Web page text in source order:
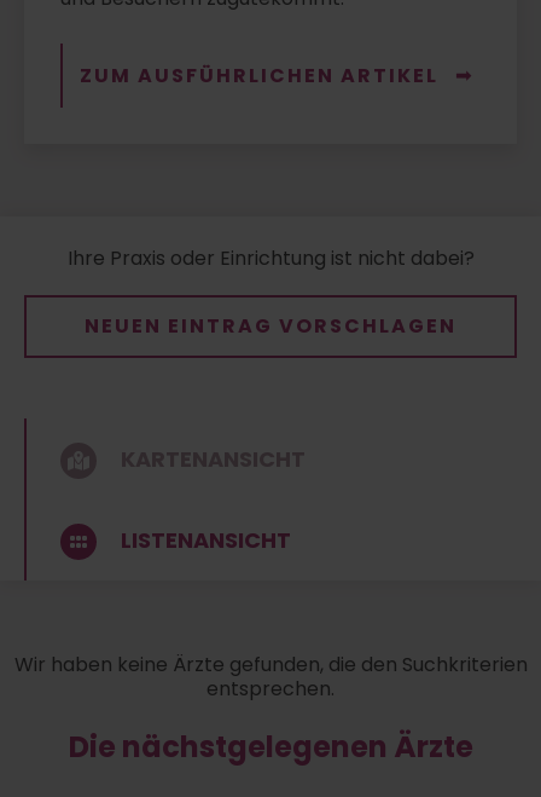
ZUM AUSFÜHRLICHEN ARTIKEL
Ihre Praxis oder Einrichtung ist nicht dabei?
NEUEN EINTRAG VORSCHLAGEN
KARTENANSICHT
LISTENANSICHT
Wir haben keine Ärzte gefunden, die den Suchkriterien
entsprechen.
Die nächstgelegenen Ärzte